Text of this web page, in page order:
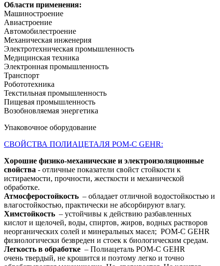
Области применения:
Машиностроение
Авиастроение
Автомобилестроение
Механическая инженерия
Электротехническая промышленность
Медицинская техника
Электронная промышленность
Транспорт
Робототехника
Текстильная промышленность
Пищевая промышленность
Возобновляемая энергетика
Упаковочное оборудование
СВОЙСТВА ПОЛИАЦЕТАЛЯ POM-C GEHR:
Хорошие физико-механические и электроизоляционные
свойства - отличные показатели свойст стойкости к
истираемости, прочности, жесткости и механической
обработке.
Атмосферостойкость – обладает отличной водостойкостью и
влагостойкостью, практически не абсорбируют влагу.
Химстойкость – устойчивы к действию разбавленных
кислот и щелочей, воды, спиртов, жиров, водных растворов
неорганических солей и минеральных масел; POM-C GEHR
физиологически безвреден и стоек к биологическим средам.
Легкость в обработке – Полиацеталь POM-C GEHR
очень твердый, не крошится и поэтому легко и точно